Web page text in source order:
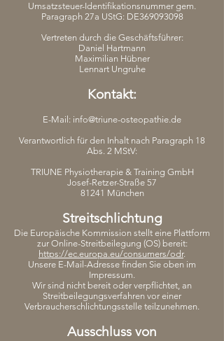
Umsatzsteuer-Identifikationsnummer gem.
Paragraph 27a UStG: DE369093098
Vertreten durch die Geschäftsführer:
Daniel Hartmann
Maximilian Hübner
Lennart Ungruhe
Kontakt:
E-Mail: info@triune-osteopathie.de
Verantwortlich für den Inhalt nach Paragraph 18
Abs. 2 MStV:
TRIUNE Physiotherapie & Training GmbH
Josef-Retzer-Straße 57
81241 München
Streitschlichtung
Die Europäische Kommission stellt eine Plattform
zur Online-Streitbeilegung (OS) bereit:
https://ec.europa.eu/consumers/odr.
Unsere E-Mail-Adresse finden Sie oben im
Impressum.
Wir sind nicht bereit oder verpflichtet, an
Streitbeilegungsverfahren vor einer
Verbraucherschlichtungsstelle teilzunehmen.
Ausschluss von